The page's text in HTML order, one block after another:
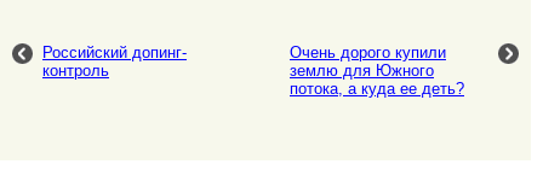
Российский допинг-
контроль
Очень дорого купили
землю для Южного
потока, а куда ее деть?